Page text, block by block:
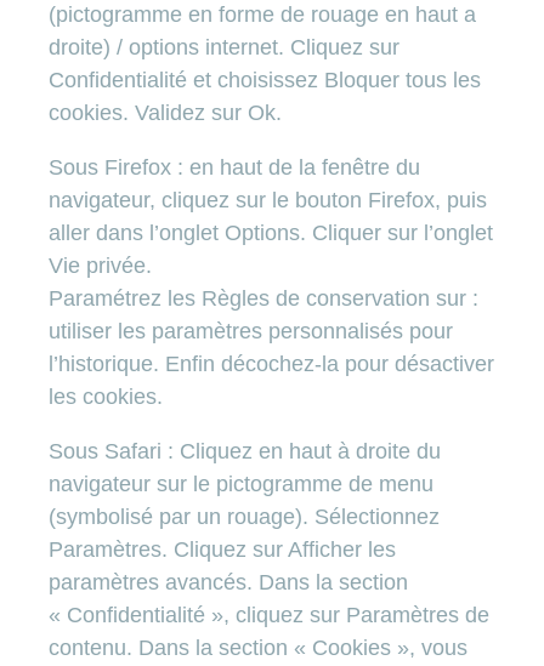
(pictogramme en forme de rouage en haut a
droite) / options internet. Cliquez sur
Confidentialité et choisissez Bloquer tous les
cookies. Validez sur Ok.
Sous Firefox : en haut de la fenêtre du
navigateur, cliquez sur le bouton Firefox, puis
aller dans l’onglet Options. Cliquer sur l’onglet
Vie privée.
Paramétrez les Règles de conservation sur :
utiliser les paramètres personnalisés pour
l’historique. Enfin décochez-la pour désactiver
les cookies.
Sous Safari : Cliquez en haut à droite du
navigateur sur le pictogramme de menu
(symbolisé par un rouage). Sélectionnez
Paramètres. Cliquez sur Afficher les
paramètres avancés. Dans la section
« Confidentialité », cliquez sur Paramètres de
contenu. Dans la section « Cookies », vous